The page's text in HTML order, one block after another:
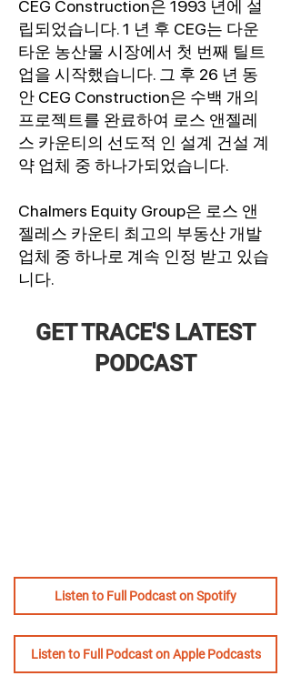
CEG Construction은 1993 년에 설
립되었습니다. 1 년 후 CEG는 다운
타운 농산물 시장에서 첫 번째 틸트
업을 시작했습니다. 그 후 26 년 동
안 CEG Construction은 수백 개의
프로젝트를 완료하여 로스 앤젤레
스 카운티의 선도적 인 설계 건설 계
약 업체 중 하나가되었습니다.
Chalmers Equity Group은 로스 앤
젤레스 카운티 최고의 부동산 개발
업체 중 하나로 계속 인정 받고 있습
니다.
GET TRACE'S LATEST
PODCAST
Listen to Full Podcast on Spotify
Listen to Full Podcast on Apple Podcasts